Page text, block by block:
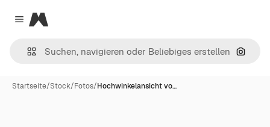
Close menu
Magnific
Nach
Startseite/Stock/Fotos/Hochwinkelansicht vo…